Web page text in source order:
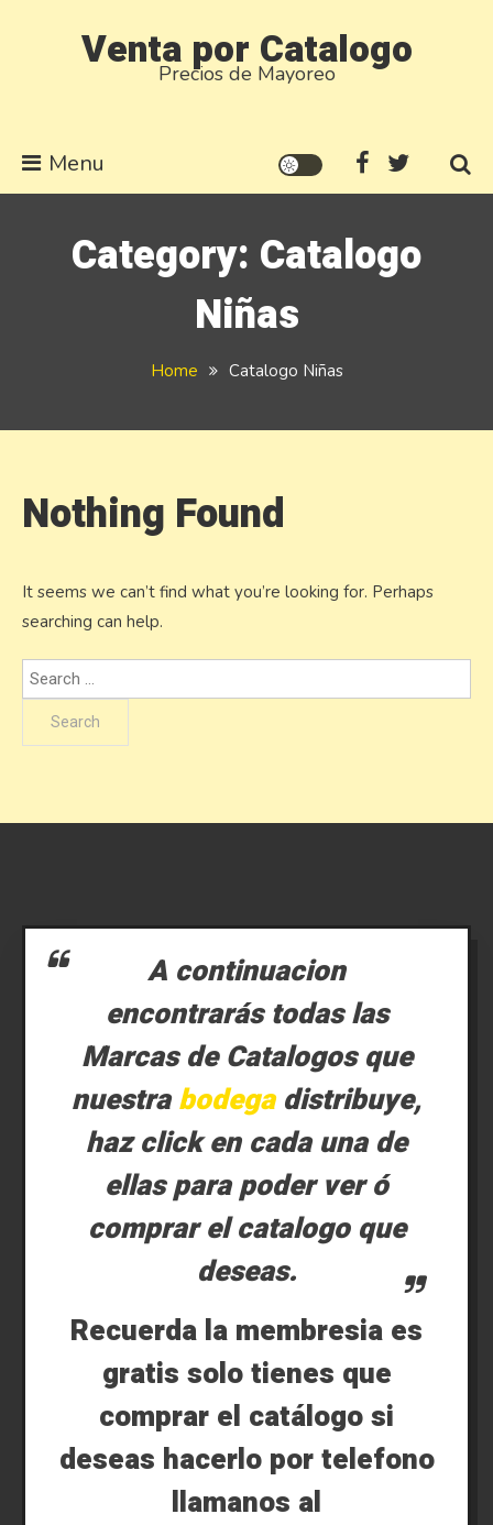
Venta por Catalogo
Precios de Mayoreo
Menu
Category: Catalogo
Niñas
Home Catalogo Niñas
Nothing Found
It seems we can’t find what you’re looking for. Perhaps
searching can help.
Search
for:
A continuacion
encontrarás todas las
Marcas de Catalogos que
nuestrabodegadistribuye,
haz click en cada una de
ellas para poder ver ó
comprar el catalogo que
deseas.
Recuerda la membresia es
gratis solo tienes que
comprar el catálogo si
deseas hacerlo por telefono
llamanos al